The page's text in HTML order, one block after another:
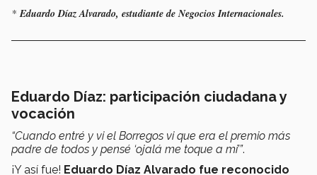
*Eduardo Díaz Alvarado, estudiante de Negocios Internacionales.
Eduardo Díaz: participación ciudadana y
vocación
“Cuando entré y vi el Borregos vi que era el premio más
padre de todos y pensé ‘ojalá me toque a mi’”.
¡Y así fue! Eduardo Díaz Alvarado fue reconocido